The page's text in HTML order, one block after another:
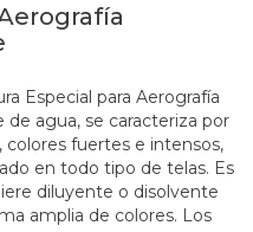
Especial para Aerografía
agua, se caracteriza por
fuertes e intensos,
en todo tipo de telas. Es
diluyente o disolvente
amplia de colores. Los